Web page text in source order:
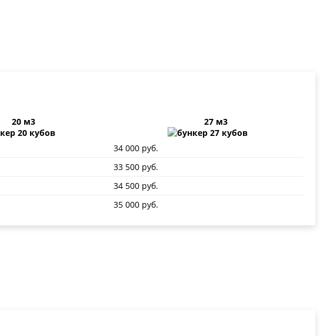
20 м3 27 м3
34 000 руб.
33 500 руб.
34 500 руб.
35 000 руб.